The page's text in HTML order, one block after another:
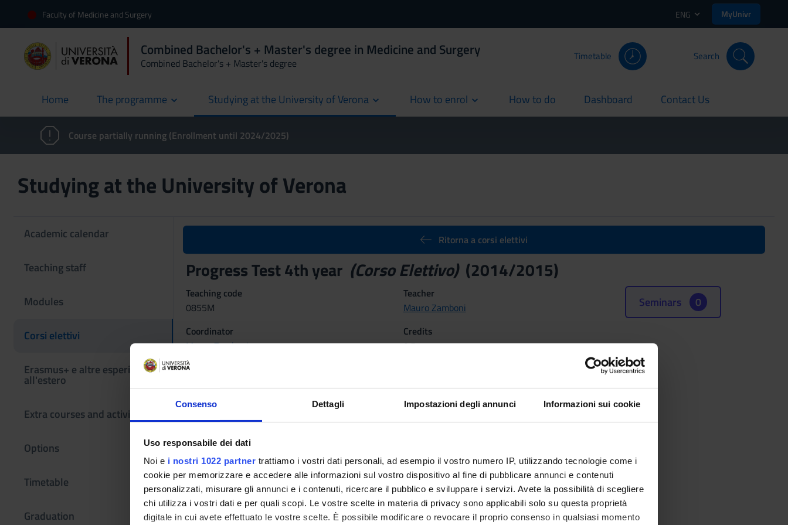
Consenso Dettagli Impostazioni degli annunci Informazioni sui cookie
Uso responsabile dei dati
Noi e i nostri 1022 partner trattiamo i vostri dati personali, ad esempio il vostro numero IP, utilizzando tecnologie come i
cookie per memorizzare e accedere alle informazioni sul vostro dispositivo al fine di pubblicare annunci e contenuti
personalizzati, misurare gli annunci e i contenuti, ricercare il pubblico e sviluppare i servizi. Avete la possibilità di scegliere
chi utilizza i vostri dati e per quali scopi. Le vostre scelte in materia di privacy sono applicabili solo su questa proprietà
digitale in cui avete effettuato le vostre scelte. È possibile modificare o revocare il proprio consenso in qualsiasi momento
Faculty of Medicine and Surgery ENG MyUnivr
Combined Bachelor's + Master's degree in Medicine and Surgery
Combined Bachelor's + Master's degree
Timetable Search
Home
current The programme Studying at the University of Verona How to enrol How to do
current Dashboard
current Contact Us
current
Course partially running (Enrollment until 2024/2025)
Studying at the University of Verona
Academic calendar
Teaching staff
Modules
Corsi elettivi
Erasmus+ e altre esperienze
all'estero
Extra courses and activities
Options
Timetable
Graduation
Ritorna a corsi elettivi
Progress Test 4th year (Corso Elettivo)(2014/2015)
Teaching code
0855M
Teacher
Mauro Zamboni
Coordinator
Mauro Zamboni
Credits
0.5
Language
Period
Progress test 2014 dal Nov 12, 2014 al Nov 12, 2014.
Seminars 0
Examination Methods
idoneità basata sulla frequenza
date e orario: unica giornata mercoledì 12 novembre 2014; 8:30-12:00 e 13:45-17:00